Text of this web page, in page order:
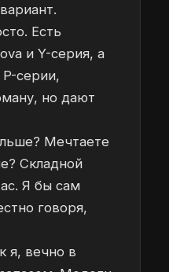
Есть
и Y-серия, а
серии,
но дают
Мечтаете
Складной
Я бы сам
говоря,
я, вечно в